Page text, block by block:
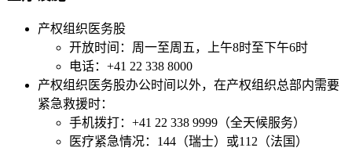
产权组织医务股
开放时间：周一至周五，上午8时至下午6时
电话：+41 22 338 8000
产权组织医务股办公时间以外，在产权组织总部内需要
紧急救援时：
手机拨打：+41 22 338 9999（全天候服务）
医疗紧急情况：144（瑞士）或112（法国）